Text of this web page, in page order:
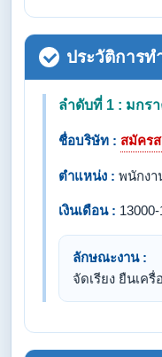
ประวัติการท
ลำดับที่ 1 : มกร
ชื่อบริษัท : สมัคร
ตำแหน่ง : พนักงา
เงินเดือน :
ลักษณะงาน :
จัดเรียง ยืนเครื่